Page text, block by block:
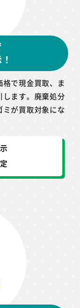
で現金買取、ま
します。廃棄処分
ミが買取対象にな